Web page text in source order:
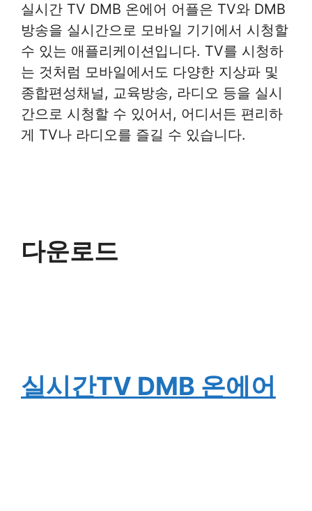
실시간 TV DMB 온에어 어플은 TV와 DMB
방송을 실시간으로 모바일 기기에서 시청할
수 있는 애플리케이션입니다. TV를 시청하
는 것처럼 모바일에서도 다양한 지상파 및
종합편성채널, 교육방송, 라디오 등을 실시
간으로 시청할 수 있어서, 어디서든 편리하
게 TV나 라디오를 즐길 수 있습니다.
다운로드
실시간TV DMB 온에어